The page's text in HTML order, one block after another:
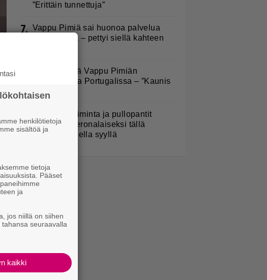
”Erittäin tunnettuja”
7. Vappu Pimiä sai huonoa palvelua
ravintolassa – pettyi siellä kahteen
Tältä näyttää Vappu Pimiän
perhelomalla Portugalissa – ”Kaunis
mekko”
9.
Marjojen poiminta ja pullopantit
muuttuvat veronalaiseksi tällä
nimenomaisella syyllä
henkilötietoja
sisältöä ja
tietoja
Pääset
ja
jos niillä on siihen
seuraavalla
kaikki